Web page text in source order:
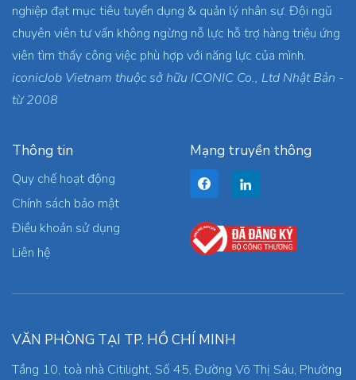
nghiệp đạt mục tiêu tuyển dụng & quản lý nhân sự. Đội ngũ
chuyên viên tư vấn không ngừng nỗ lực hỗ trợ hàng triệu ứng
viên tìm thấy công việc phù hợp với năng lực của mình.
iconicJob Vietnam thuộc sở hữu ICONIC Co., Ltd Nhật Bản -
từ 2008
Thông tin
Quy chế hoạt động
Chính sách bảo mật
Điều khoản sử dụng
Liên hệ
Mạng truyền thông
VĂN PHÒNG TẠI TP. HỒ CHÍ MINH
Tầng 10, toà nhà Citilight, Số 45, Đường Võ Thị Sáu, Phường